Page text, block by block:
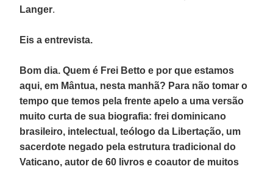
Langer.
Eis a entrevista.
Bom dia. Quem é Frei Betto e por que estamos
aqui, em Mântua, nesta manhã? Para não tomar o
tempo que temos pela frente apelo a uma versão
muito curta de sua biografia: frei dominicano
brasileiro, intelectual, teólogo da Libertação, um
sacerdote negado pela estrutura tradicional do
Vaticano, autor de 60 livros e coautor de muitos